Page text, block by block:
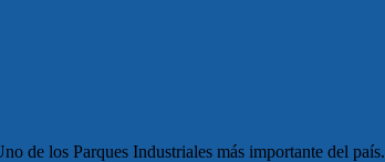
de los Parques Industriales más importante del país.